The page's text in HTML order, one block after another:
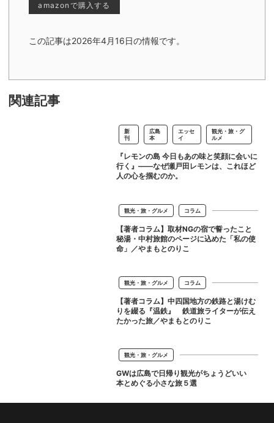
amazonで購入する
この記事は2026年4月16日の情報です。
関連記事
新
刊
広島
本
エッセ
イ
観光・旅・グ
ルメ
『レモンの島 今日もあの味と笑顔に会いに
行く』――なぜ瀬戸田レモンは、これほど
人の心を掴むのか。
観光・旅・グルメ コラム
【著者コラム】取材NGの宿で誓ったこと
秘湯・中村旅館のページに込めた「私の使
命」／やまもとのりこ
観光・旅・グルメ コラム
【著者コラム】中四国地方の鉄路と湯けむ
りを綴る『温鉄』 鉄道旅ライターが伝え
たかった旅／やまもとのりこ
観光・旅・グルメ
GWは広島で日帰り観光がちょうどいい
本とめぐる小さな旅５選